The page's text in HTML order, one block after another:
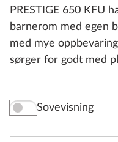
PRESTIGE 650 KFU
barnerom med egen
med mye
sørger for godt med
Sovevisning